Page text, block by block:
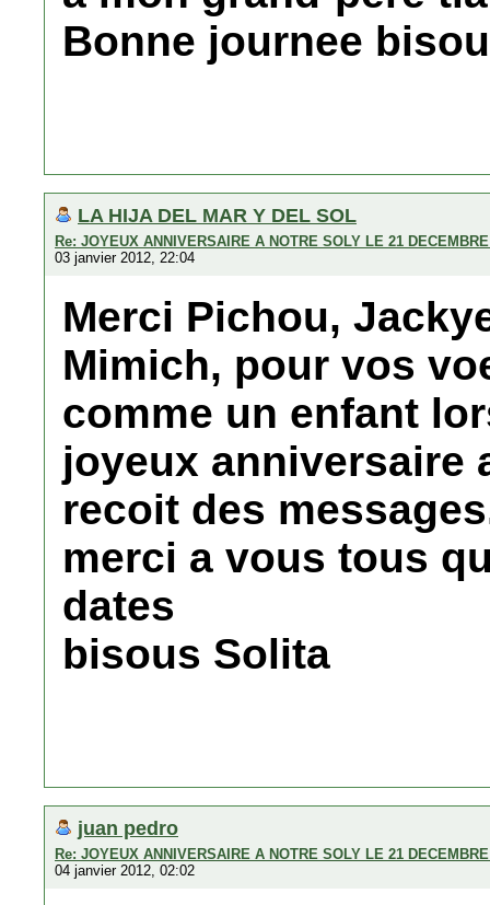
Bonne journee
LA HIJA DEL MAR Y DEL SOL
Re: JOYEUX ANNIVERSAIRE A NOTRE SOLY LE 21
03 janvier 2012, 22:04
Merci Pichou,
Mimich, pour vos
comme un enfant
joyeux anniversaire
recoit des
merci a vous tous
dates
bisous Solita
juan pedro
Re: JOYEUX ANNIVERSAIRE A NOTRE SOLY LE 21
04 janvier 2012, 02:02